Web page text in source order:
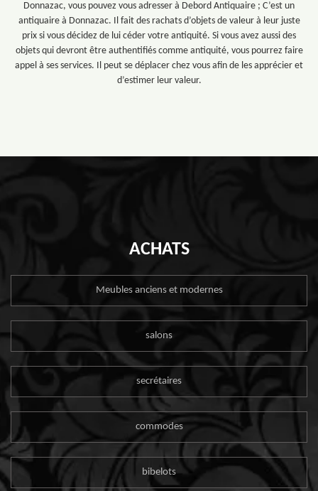
Donnazac, vous pouvez vous adresser à Debord Antiquaire ; C’est un
antiquaire à Donnazac. Il fait des rachats d’objets de valeur à leur juste
prix si vous décidez de lui céder votre antiquité. Si vous avez aussi des
objets qui devront être authentifiés comme antiquité, vous pourrez faire
appel à ses services. Il peut se déplacer chez vous afin de les apprécier et
d’estimer leur valeur.
ACHATS
Meubles anciens et modernes
salons
secrétaires
commodes
bibelots